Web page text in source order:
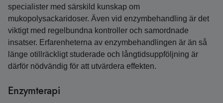
specialister med särskild kunskap om
mukopolysackaridoser. Även vid enzymbehandling är det
viktigt med regelbundna kontroller och samordnade
insatser. Erfarenheterna av enzymbehandlingen är än så
länge otillräckligt studerade och långtidsuppföljning är
därför nödvändig för att utvärdera effekten.
Enzymterapi